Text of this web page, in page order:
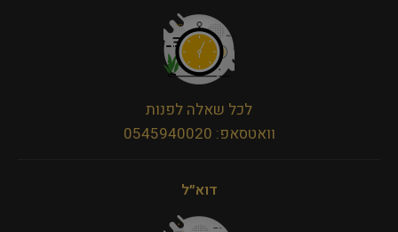
לכל שאלה לפנות
וואטסאפ: 0545940020
דוא״ל